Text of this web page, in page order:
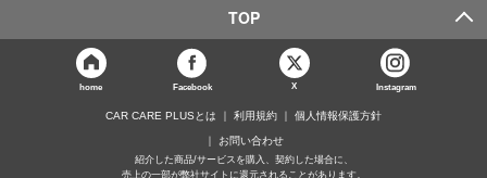
TOP
home Facebook X Instagram
CAR CARE PLUSとは 利用規約 個人情報保護方針
お問い合わせ
紹介した商品/サービスを購入、契約した場合に、
売上の一部が弊社サイトに還元されることがあります。